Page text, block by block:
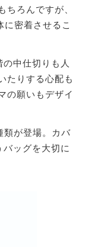
ろんですが、
に密着させるこ
中仕切りも人
たりする心配も
の願いもデザイ
類が登場。カバ
ッグを大切に